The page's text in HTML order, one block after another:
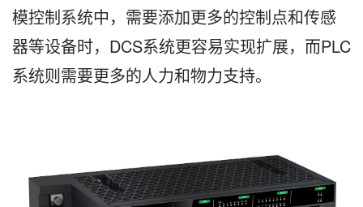
模控制系统中，需要添加更多的控制点和传感
器等设备时，DCS系统更容易实现扩展，而PLC
系统则需要更多的人力和物力支持。